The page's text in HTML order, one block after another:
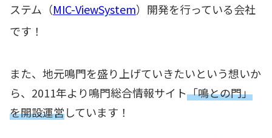
ステム（MIC-ViewSystem）開発を行っている会社
です！
また、地元鳴門を盛り上げていきたいという想いか
ら、2011年より鳴門総合情報サイト「鳴との門」
を開設運営しています！